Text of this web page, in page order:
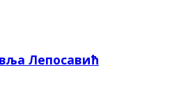
Лепосавић